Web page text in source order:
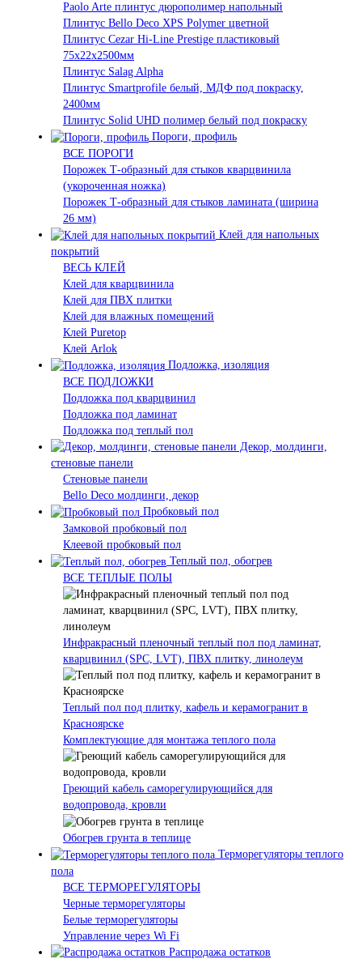
Paolo Arte плинтус дюрополимер напольный
Плинтус Bello Deco XPS Polymer цветной
Плинтус Cezar Hi-Line Prestige пластиковый
75х22х2500мм
Плинтус Salag Alpha
Плинтус Smartprofile белый, МДФ под покраску,
2400мм
Плинтус Solid UHD полимер белый под покраску
Пороги, профиль
ВСЕ ПОРОГИ
Порожек Т-образный для стыков кварцвинила
(укороченная ножка)
Порожек Т-образный для стыков ламината (ширина
26 мм)
Клей для напольных
покрытий
ВЕСЬ КЛЕЙ
Клей для кварцвинила
Клей для ПВХ плитки
Клей для влажных помещений
Клей Puretop
Клей Arlok
Подложка, изоляция
ВСЕ ПОДЛОЖКИ
Подложка под кварцвинил
Подложка под ламинат
Подложка под теплый пол
Декор, молдинги,
стеновые панели
Стеновые панели
Bello Deco молдинги, декор
Пробковый пол
Замковой пробковый пол
Клеевой пробковый пол
Теплый пол, обогрев
ВСЕ ТЕПЛЫЕ ПОЛЫ
Инфракрасный пленочный теплый пол под ламинат,
кварцвинил (SPC, LVT), ПВХ плитку, линолеум
Теплый пол под плитку, кафель и керамогранит в
Красноярске
Комплектующие для монтажа теплого пола
Греющий кабель саморегулирующийся для
водопровода, кровли
Обогрев грунта в теплице
Терморегуляторы теплого
пола
ВСЕ ТЕРМОРЕГУЛЯТОРЫ
Черные терморегуляторы
Белые терморегуляторы
Управление через Wi Fi
Распродажа остатков